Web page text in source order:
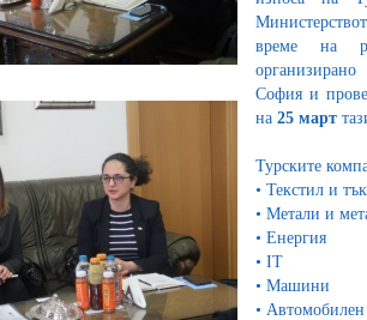
време на
София и
на 25 март
Турските
• Текстил и
• Метали и
• Енергия
• IT
• Машини
• Автомобилен